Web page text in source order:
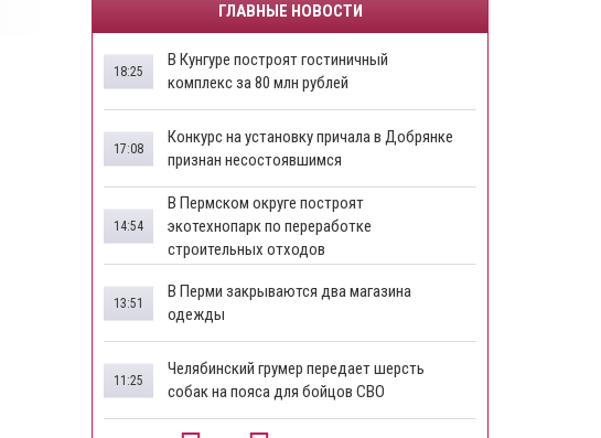
ГЛАВНЫЕ НОВОСТИ
В Кунгуре построят гостиничный
комплекс за 80 млн рублей
18:25
Конкурс на установку причала в Добрянке
признан несостоявшимся
17:08
В Пермском округе построят
экотехнопарк по переработке
строительных отходов
14:54
В Перми закрываются два магазина
одежды
13:51
Челябинский грумер передает шерсть
собак на пояса для бойцов СВО
11:25